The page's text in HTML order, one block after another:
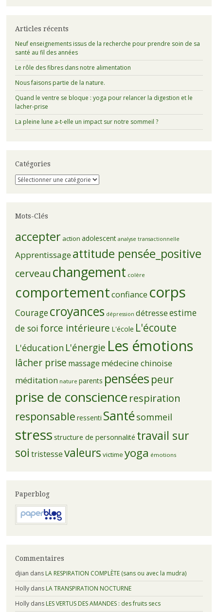
Articles récents
Neuf enseignements issus de la recherche pour prendre soin de sa
santé au fil des années
Le rôle des fibres dans notre alimentation
Nous faisons partie de la nature.
Quand le ventre se bloque : yoga pour relancer la digestion et le
lacher-prise
La pleine lune a-t-elle un impact sur notre sommeil ?
Catégories
Catégories
Mots-Clés
accepter action adolescent analyse transactionnelle
Apprentissage attitude pensée_positive
cerveau changement colère
comportementconfiance corps
Couragecroyances dépression détresseestime
de soi force intérieure L'école L'écoute
L'éducation L'énergie Les émotions
lâcher prise massage médecine chinoise
méditation nature parents pensées peur
prise de conscience respiration
responsable ressenti Santésommeil
stress structure de personnalité travail sur
soi tristessevaleurs victime yoga émotions
Paperblog
Commentaires
djian dans LA RESPIRATION COMPLÈTE (sans ou avec la mudra)
Hollydans LA TRANSPIRATION NOCTURNE
Hollydans LES VERTUS DES AMANDES : des fruits secs